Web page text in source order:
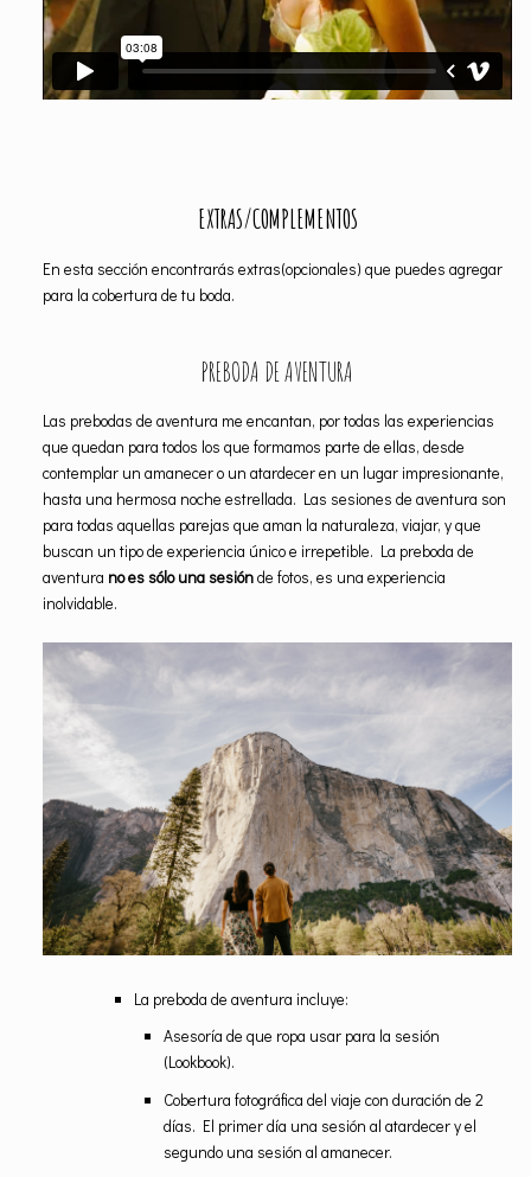
EXTRAS/COMPLEMENTOS
En esta sección encontrarás extras(opcionales) que puedes agregar
para la cobertura de tu boda.
PREBODA DE AVENTURA
Las prebodas de aventura me encantan, por todas las experiencias
que quedan para todos los que formamos parte de ellas, desde
contemplar un amanecer o un atardecer en un lugar impresionante,
hasta una hermosa noche estrellada. Las sesiones de aventura son
para todas aquellas parejas que aman la naturaleza, viajar, y que
buscan un tipo de experiencia único e irrepetible. La preboda de
aventura no es sólo una sesiónde fotos, es una experiencia
inolvidable.
La preboda de aventura incluye:
Asesoría de que ropa usar para la sesión
(Lookbook).
Cobertura fotográfica del viaje con duración de 2
días. El primer día una sesión al atardecer y el
segundo una sesión al amanecer.